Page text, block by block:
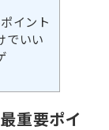
イント
でいい
重要ポイ